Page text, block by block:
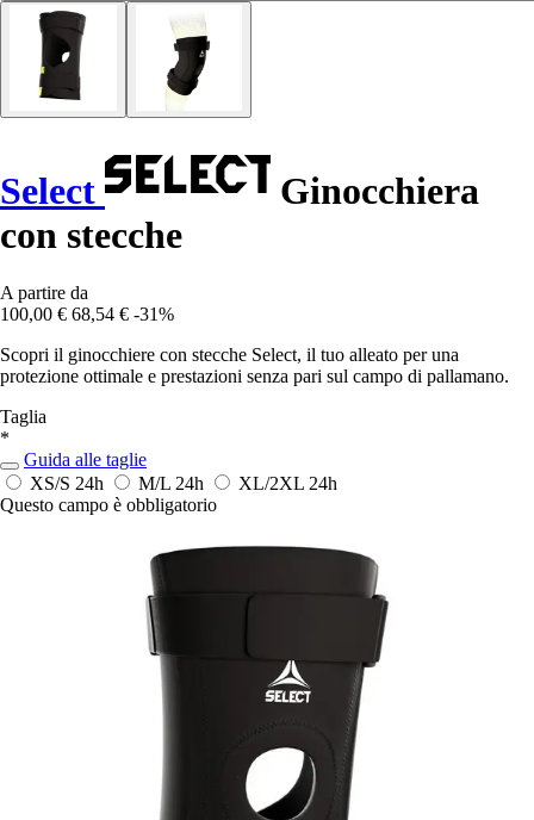
Select
Ginocchiera
con stecche
A partire da
100,00 € 68,54 € -31%
Scopri il ginocchiere con stecche Select, il tuo alleato per una
protezione ottimale e prestazioni senza pari sul campo di pallamano.
Taglia
*
Guida alle taglie
XS/S 24h M/L 24h XL/2XL 24h
Questo campo è obbligatorio